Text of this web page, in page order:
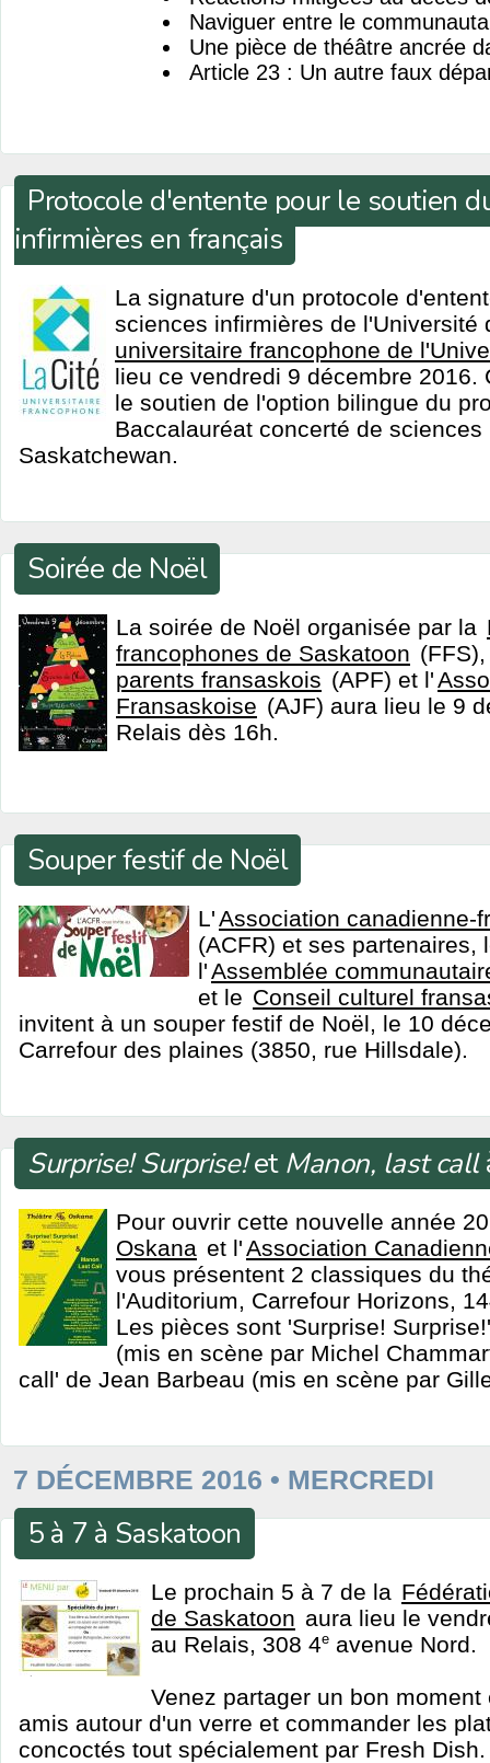
Naviguer entre le
Une pièce de théâtre ancrée
Article 23 : Un autre faux
Protocole d'entente pour le soutien
infirmières en français
La signature d'un protocole
sciences infirmières de l'Université
universitaire francophone de
lieu ce vendredi 9 décembre 2016.
le soutien de l'option bilingue du
Baccalauréat concerté de
Saskatchewan.
Soirée de Noël
La soirée de Noël organisée par la
francophones de Saskatoon
parents fransaskois (APF) et l'
Fransaskoise (AJF) aura lieu le 9
Relais dès 16h.
Souper festif de Noël
L'Association canadienne-
(ACFR) et ses partenaires,
l'Assemblée
et le Conseil culturel
invitent à un souper festif de Noël, le 10
Carrefour des plaines (3850, rue Hillsdale).
Surprise! Surprise!et Manon, last call
Pour ouvrir cette nouvelle année
Oskana et l'Association
vous présentent 2 classiques du
l'Auditorium, Carrefour Horizons,
Les pièces sont 'Surprise!
(mis en scène par Michel
call' de Jean Barbeau (mis en scène par
7 DÉCEMBRE 2016 • MERCREDI
5 à 7 à Saskatoon
Le prochain 5 à 7 de la
de Saskatoon aura lieu le
au Relais, 308 4e avenue Nord.
Venez partager un bon
amis autour d'un verre et commander les
concoctés tout spécialement par Fresh Dish.